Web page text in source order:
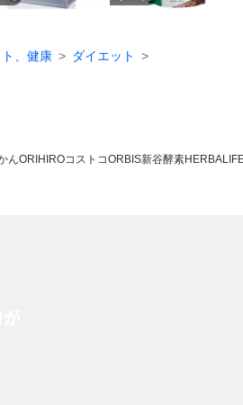
、健康
ダイエット
んORIHIROコストコORBIS新谷酵素